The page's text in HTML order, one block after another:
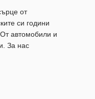
от
си години
автомобили и
За нас